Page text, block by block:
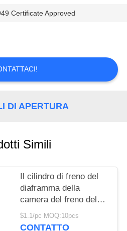
Certificate Approved
DI APERTURA
Simili
Il cilindro di freno del
diaframma della
camera del freno del
rimorchio del camion
T30 foggia a coppa il
$1.1/pc MOQ:10pcs
CONTATTO